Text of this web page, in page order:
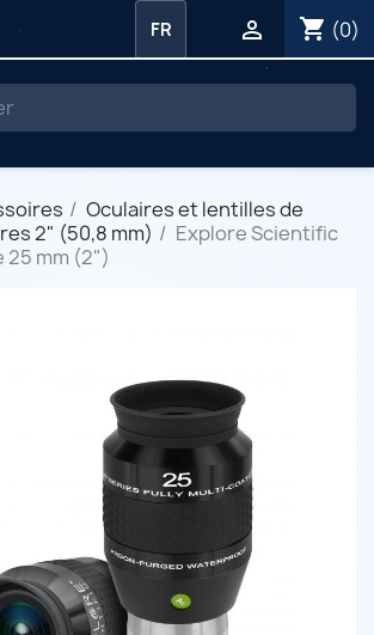
shopping_cart (0)

FR
Oculaires et lentilles de
2" (50,8 mm)
Explore Scientific
25 mm (2")